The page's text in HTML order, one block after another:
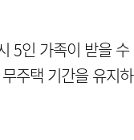
5인 가족이 받을
주택 기간을 유지